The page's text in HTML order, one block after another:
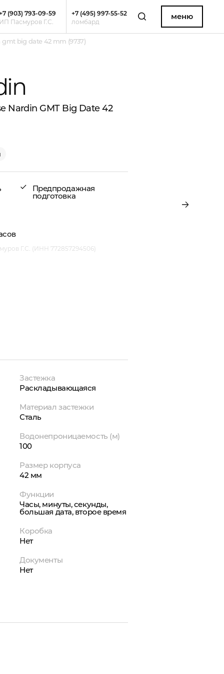
(903) 793-09-59
ИП Пасмуров Г.С.
+7 (495) 997-55-52
ломбард
меню
big date 42 mm (9737)
Nardin GMT Big Date 42
Предпродажная
подготовка
Г.С. (ИНН 772857294506)
Застежка
Раскладывающаяся
Материал застежки
Сталь
Водонепроницаемость (м)
100
Размер корпуса
42 мм
Функции
Часы, минуты, секунды,
большая дата, второе время
Коробка
Нет
Документы
Нет